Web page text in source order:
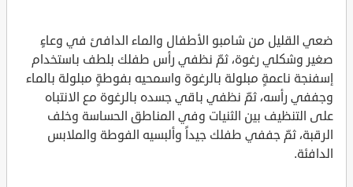
ضعي القليل من شامبو الأطفال والماء الدافئ في وعاءٍ
صغير وشكلي رغوة، ثمّ نظفي رأس طفلك بلطف باستخدام
إسفنجة ناعمةٍ مبلولة بالرغوة واسمحيه بفوطةٍ مبلولة بالماء
وجففي رأسه، ثمّ نظفي باقي جسده بالرغوة مع الانتباه
على التنظيف بين الثنيات وفي المناطق الحساسة وخلف
الرقبة، ثمّ جففي طفلك جيداً وألبسيه الفوطة والملابس
الدافئة.